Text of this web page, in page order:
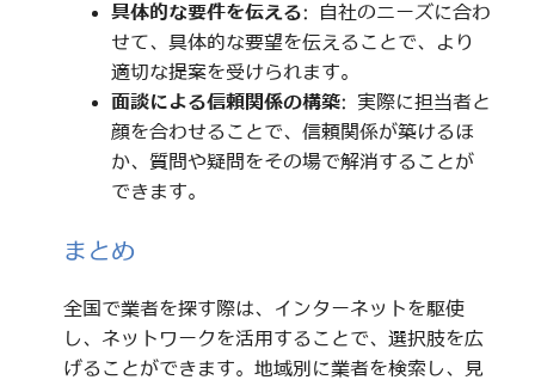
具体的な要件を伝える: 自社のニーズに合わ
せて、具体的な要望を伝えることで、より
適切な提案を受けられます。
面談による信頼関係の構築: 実際に担当者と
顔を合わせることで、信頼関係が築けるほ
か、質問や疑問をその場で解消することが
できます。
まとめ
全国で業者を探す際は、インターネットを駆使
し、ネットワークを活用することで、選択肢を広
げることができます。地域別に業者を検索し、見